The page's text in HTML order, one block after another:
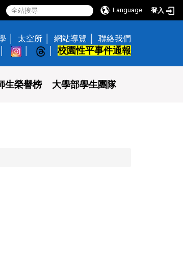
Language 登入
太空所 網站導覽
聯絡我們
校園性平事件通報
生榮譽榜 大學部學生團隊